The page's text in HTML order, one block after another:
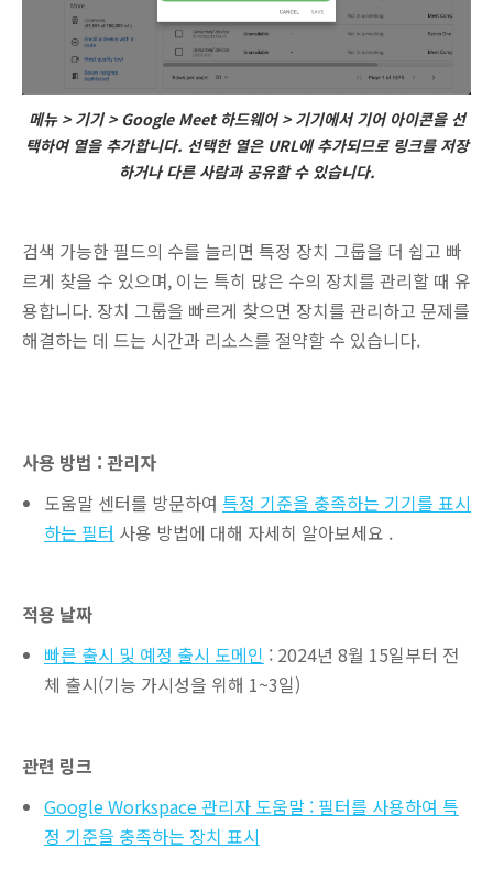
메뉴 > 기기 > Google Meet 하드웨어 > 기기에서 기어 아이콘을 선
택하여 열을 추가합니다. 선택한 열은 URL에 추가되므로 링크를 저장
하거나 다른 사람과 공유할 수 있습니다.
검색 가능한 필드의 수를 늘리면 특정 장치 그룹을 더 쉽고 빠
르게 찾을 수 있으며, 이는 특히 많은 수의 장치를 관리할 때 유
용합니다. 장치 그룹을 빠르게 찾으면 장치를 관리하고 문제를
해결하는 데 드는 시간과 리소스를 절약할 수 있습니다.
사용 방법 : 관리자
도움말 센터를 방문하여 특정 기준을 충족하는 기기를 표시
하는 필터 사용 방법에 대해 자세히 알아보세요 .
적용 날짜
빠른 출시 및 예정 출시 도메인 : 2024년 8월 15일부터 전
체 출시(기능 가시성을 위해 1~3일)
관련 링크
Google Workspace 관리자 도움말 : 필터를 사용하여 특
정 기준을 충족하는 장치 표시